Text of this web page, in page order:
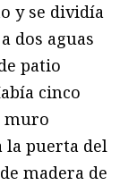
y se dividía
dos aguas
patio
cinco
muro
la puerta del
madera de